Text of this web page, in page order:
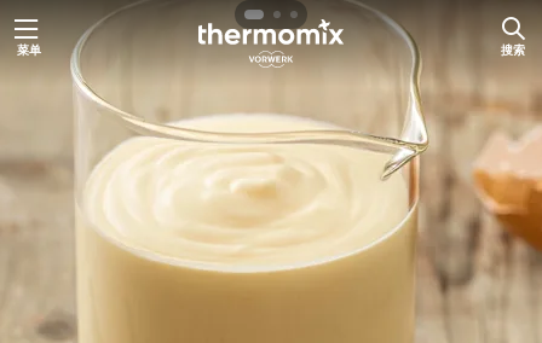
跳菜单 搜索